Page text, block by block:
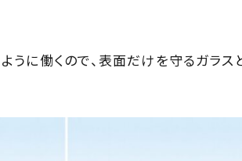
うに働くので、表面だけを守るガラス